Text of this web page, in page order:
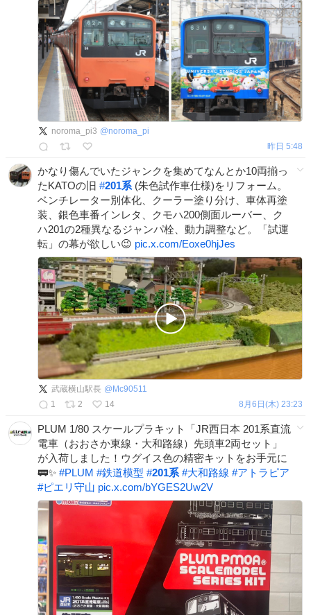
noroma_pi3 @noroma_pi
昨日 5:48
かなり傷んでいたジャンクを集めてなんとか10両揃っ
たKATOの旧 #201系 (朱色試作車仕様)をリフォーム。
ベンチレーター別体化、クーラー塗り分け、車体再塗
装、銀色車番インレタ、クモハ200側面ルーバー、ク
ハ201の2種異なるジャンパ栓、動力調整など。「試運
転」の幕が欲しい😉 pic.x.com/Eoxe0hjJes
武蔵横山駅長 @ Mc90511
1
2 14 8月6日(木) 23:23
PLUM 1/80 スケールプラキット「JR西日本 201系直流
電車（おおさか東線・大和路線）先頭車2両セット」
が入荷しました！ウグイス色の精密キットをお手元に
🚃✨ #PLUM #鉄道模型 #201系 #大和路線 #アトラピア
#ピエリ守山 pic.x.com/bYGES2Uw2V